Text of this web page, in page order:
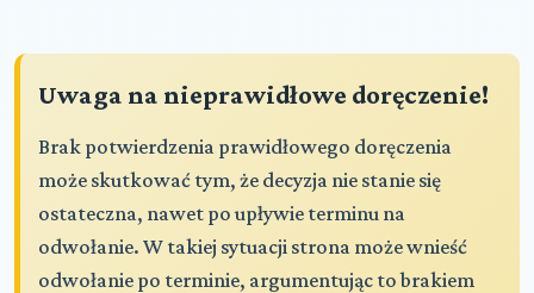
Uwaga na nieprawidłowe doręczenie!
Brak potwierdzenia prawidłowego doręczenia
może skutkować tym, że decyzja nie stanie się
ostateczna, nawet po upływie terminu na
odwołanie. W takiej sytuacji strona może wnieść
odwołanie po terminie, argumentując to brakiem